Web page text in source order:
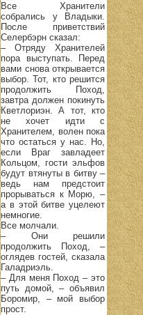
Все Хранители
собрались у Владыки.
После приветствий
Селербэрн сказал:
– Отряду Хранителей
пора выступать. Перед
вами снова открывается
выбор. Тот, кто решится
продолжить Поход,
завтра должен покинуть
Кветлориэн. А тот, кто
не хочет идти с
Хранителем, волен пока
что остаться у нас. Но,
если Враг завладеет
Кольцом, гости эльфов
будут втянуты в битву –
ведь нам предстоит
прорываться к Морю, –
а в этой битве уцелеют
немногие.
Все молчали.
– Они решили
продолжить Поход, –
оглядев гостей, сказала
Галадриэль.
– Для меня Поход – это
путь домой, – объявил
Боромир, – мой выбор
прост.